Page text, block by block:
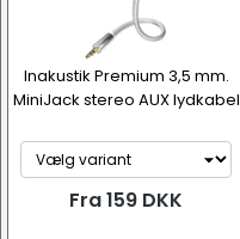
Inakustik Premium 3,5 mm.
MiniJack stereo AUX lydkabel
Fra 159 DKK